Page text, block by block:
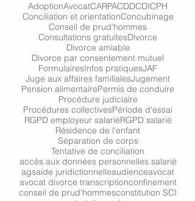
AdoptionAvocatCARPACDDCDICPH
Conciliation et orientationConcubinage
Conseil de prud'hommes
Consultations gratuitesDivorce
Divorce amiable
Divorce par consentement mutuel
FormulairesInfos pratiquesJAF
Juge aux affaires familialesJugement
Pension alimentairePermis de conduire
Procédure judiciaire
Procédures collectivesPériode d'essai
RGPD employeur salariéRGPD salarié
Résidence de l'enfant
Séparation de corps
Tentative de conciliation
accès aux données personnelles salarié
agsaide juridictionnelleaudienceavocat
avocat divorce transcriptionconfinement
conseil de prud'hommesconstitution SCI